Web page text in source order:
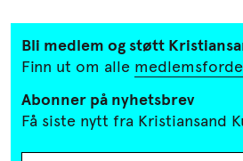
Bli medlem og støtt
Finn ut om alle
Abonner på nyhetsbrev
Få siste nytt fra Kristiansand